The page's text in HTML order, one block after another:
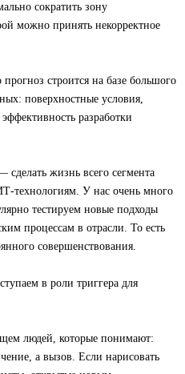
сократить зону
можно принять некорректное
строится на базе большого
поверхностные условия,
разработки
жизнь всего сегмента
технологиям. У нас очень много
тестируем новые подходы
процессам в отрасли. То есть
совершенствования.
в роли триггера для
людей, которые понимают:
а вызов. Если нарисовать